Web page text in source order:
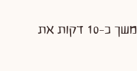
מרתיחים מים בסיר עם 2 כפיות מלח, לאחר ההרתחה מבשלים במשך כ-10 דקות את